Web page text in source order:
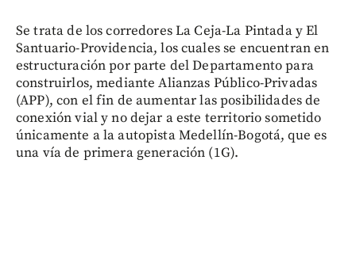
Se trata de los corredores La Ceja-La Pintada y El
Santuario-Providencia, los cuales se encuentran en
estructuración por parte del Departamento para
construirlos, mediante Alianzas Público-Privadas
(APP), con el fin de aumentar las posibilidades de
conexión vial y no dejar a este territorio sometido
únicamente a la autopista Medellín-Bogotá, que es
una vía de primera generación (1G).